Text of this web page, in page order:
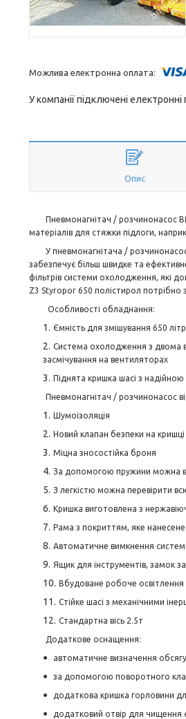
У компанії підключені
Опис
Пневмонагнітач / розчинонасос
матеріалів для стяжки підлоги,
У пневмонагнітача / розчинонасоса
забезпечує більш швидке та
фільтрів системи охолодження, які
Z3 Styropor 650 полістирол потрібно
Особливості обладнання:
Ємність для змішування 650
Система охолодження з двома
засмічування на вентиляторах
Піднята кришка шасі з
Пневмонагнітач / розчинонасос
Шумоізоляція
Новий клапан безпеки на
Міцна зносостійка броня
За допомогою пружини можна
З легкістю можна перевірити
Кришка виготовлена з
Рама з покриттям, яке
Автоматичне вимкнення
Ящик для інструментів, замок
Вбудоване робоче освітлення
Стійке шасі з механічними
Стандартна вісь 2.5т
Додаткове оснащення:
автоматичне визначення
за допомогою поворотного
додаткова кришка горловини
додатковий отвір для чищення